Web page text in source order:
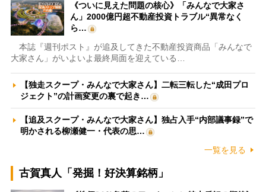
《ついに見えた問題の核心》「みんなで大家さ
ん」2000億円超不動産投資トラブル“異常なく
ら…
本誌『週刊ポスト』が追及してきた不動産投資商品「みんなで
大家さん」がいよいよ最終局面を迎えている…
【独走スクープ・みんなで大家さん】二転三転した“成田プロ
ジェクト”の計画変更の裏で起き…
【追及スクープ・みんなで大家さん】独占入手“内部議事録”で
明かされる柳瀬健一・代表の思…
一覧を見る
古賀真人「発掘！好決算銘柄」